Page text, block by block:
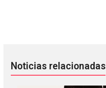
Noticias relacionadas